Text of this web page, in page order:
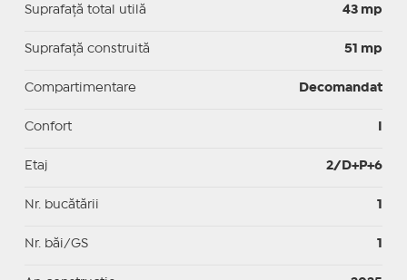
Suprafaţă total utilă 43 mp
Suprafaţă construită 51 mp
Compartimentare Decomandat
Confort
Etaj 2/D+P+6
Nr. bucătării 1
Nr. băi/GS 1